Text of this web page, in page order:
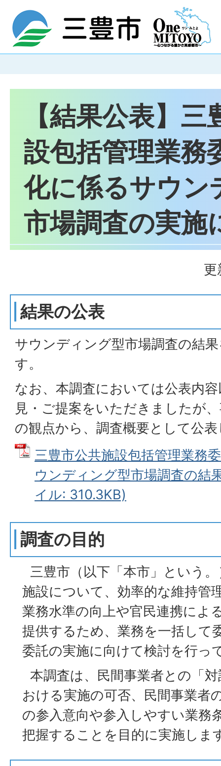
【結果公表】
設包括管理業務
化に係るサウン
市場調査の実施
更
結果の公表
サウンディング型市場調査の結
す。
なお、本調査においては公表内
見・ご提案をいただきましたが
の観点から、調査概要として公
三豊市公共施設包括管理業務
ウンディング型市場調査の結
イル: 310.3KB)
調査の目的
三豊市（以下「本市」という
施設について、効率的な維持管
業務水準の向上や官民連携によ
提供するため、業務を一括して
委託の実施に向けて検討を行っ
本調査は、民間事業者との「
おける実施の可否、民間事業者
の参入意向や参入しやすい業務
把握することを目的に実施しま